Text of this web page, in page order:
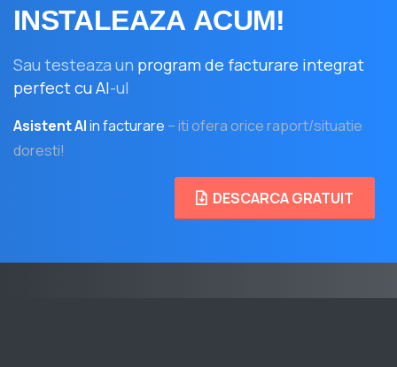
INSTALEAZA ACUM!
Sau testeaza un program de facturare integrat
perfect cu AI-ul
Asistent AIin facturare – iti ofera orice raport/situatie
doresti!
DESCARCA GRATUIT